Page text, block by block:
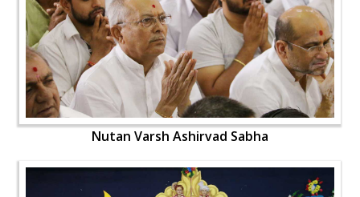
Nutan Varsh Ashirvad Sabha